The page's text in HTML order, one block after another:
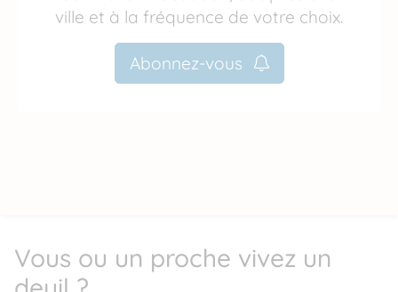
ville et à la fréquence de votre choix.
Abonnez-vous
Vous ou un proche vivez un